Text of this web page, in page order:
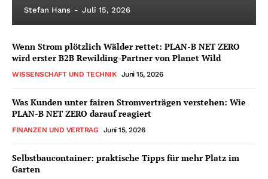
Stefan Hans - Juli 15, 2026
Wenn Strom plötzlich Wälder rettet: PLAN-B NET ZERO
wird erster B2B Rewilding-Partner von Planet Wild
WISSENSCHAFT UND TECHNIK Juni 15, 2026
Was Kunden unter fairen Stromverträgen verstehen: Wie
PLAN-B NET ZERO darauf reagiert
FINANZEN UND VERTRAG Juni 15, 2026
Selbstbaucontainer: praktische Tipps für mehr Platz im
Garten